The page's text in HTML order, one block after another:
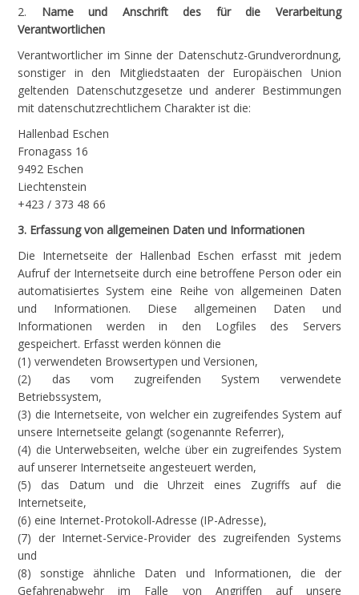
2. Name und Anschrift des für die Verarbeitung
Verantwortlichen
Verantwortlicher im Sinne der Datenschutz-Grundverordnung,
sonstiger in den Mitgliedstaaten der Europäischen Union
geltenden Datenschutzgesetze und anderer Bestimmungen
mit datenschutzrechtlichem Charakter ist die:
Hallenbad Eschen
Fronagass 16
9492 Eschen
Liechtenstein
+423 / 373 48 66
3. Erfassung von allgemeinen Daten und Informationen
Die Internetseite der Hallenbad Eschen erfasst mit jedem
Aufruf der Internetseite durch eine betroffene Person oder ein
automatisiertes System eine Reihe von allgemeinen Daten
und Informationen. Diese allgemeinen Daten und
Informationen werden in den Logfiles des Servers
gespeichert. Erfasst werden können die
(1) verwendeten Browsertypen und Versionen,
(2) das vom zugreifenden System verwendete
Betriebssystem,
(3) die Internetseite, von welcher ein zugreifendes System auf
unsere Internetseite gelangt (sogenannte Referrer),
(4) die Unterwebseiten, welche über ein zugreifendes System
auf unserer Internetseite angesteuert werden,
(5) das Datum und die Uhrzeit eines Zugriffs auf die
Internetseite,
(6) eine Internet-Protokoll-Adresse (IP-Adresse),
(7) der Internet-Service-Provider des zugreifenden Systems
und
(8) sonstige ähnliche Daten und Informationen, die der
Gefahrenabwehr im Falle von Angriffen auf unsere